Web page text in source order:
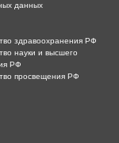
данных
здравоохранения РФ
науки и высшего
РФ
просвещения РФ